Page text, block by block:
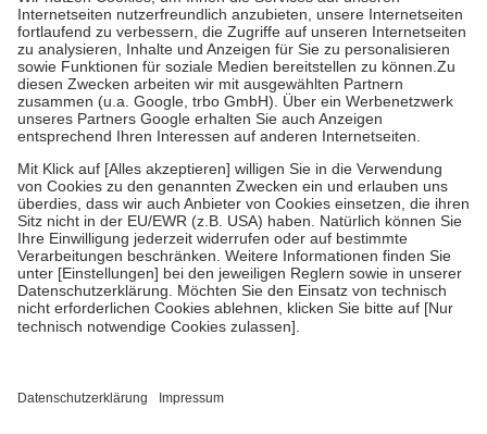
tatsächlichen Kosten der Leistung zu entrichten.
Diese Regeln gelten grundsätzlich auch für Online-Apotheken.
Bei Heilmitteln und häuslicher Krankenpflege beträgt die
Zuzahlung zehn Prozent der Kosten sowie zehn Euro je
Verordnung.
Um das Engagement der Versicherten für ihre eigene Gesundheit
zu stärken und die besondere Stellung der Familie zu unterstützen,
fallenkeine Zuzahlungenan bei:
• Kindern und Jugendlichen bis zum vollendeten 18. Lebensjahr
mit Ausnahme der Fahrkosten
• Untersuchungen zur Vorsorge und Früherkennung, die von der
GKV getragen werden
• empfohlenen Schutzimpfungen
• Harn- und Blutteststreifen
getroffen, um sicherzustellen, dass es sich um echte Bewertungen